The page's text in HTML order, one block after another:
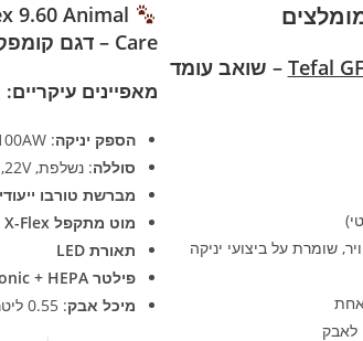
Tefal – שואב עומד
שומרת על ביצועי יניקה
9.60 Animal
Care – דגם קומפקטי לבעלי חיים
מאפיינים עיקריים:
הספק יניקה: 100AW – עוצמה מספקת לניקיון יומיומי
סוללה: נשלפת, 22V, עד 45 דקות עבודה
מברשת טורבו
מוט מתקפל X-Flex
תאורת LED
פילטר Cyclonic + HEPA
מיכל אבק: 0.55 ליטר